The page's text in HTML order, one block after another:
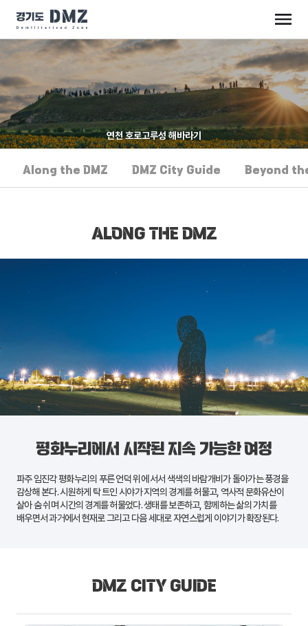
연천 호로고루성 해바라기
Along the DMZ DMZ City Guide Beyond
ALONG THE DMZ
평화누리에서 시작된 지속 가능한 여정
파주임진각 평화누리의 푸른 언덕 위에 서서 색색의 바람개비가 돌아가는 풍경을
감상해 본다. 시원하게 탁 트인 시야가 지역의 경계를 허물고, 역사적 문화유산이
살아 숨 쉬며 시간의 경계를 허물었다. 생태를 보존하고, 함께하는 삶의 가치를
배우면서 과거에서 현재로 그리고 다음 세대로 자연스럽게 이야기가 확장된다.
DMZ CITY GUIDE